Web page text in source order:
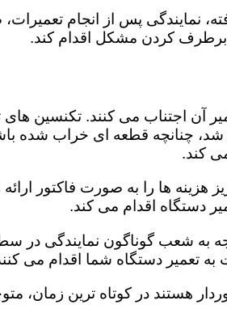
نمایندگی پس از انجام
برطرف کردن مشکل اقدام کند.
آن اجتناب می کنند. تکنسین
شد، چنانچه قطعه ای خراب شده
کند.
ها را به صورت فاکتور ارائه
دستگاه اقدام می کند.
به شعب گوناگون نمایندگی در
تعمیر دستگاه شما اقدام می
هستند در کوتاه ترین زمان،